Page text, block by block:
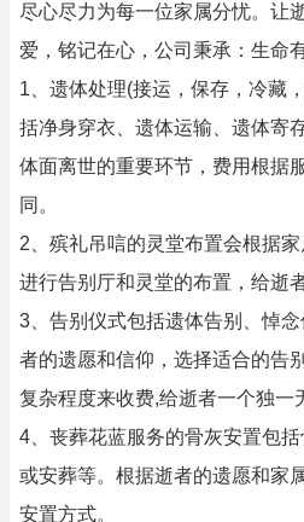
尽心尽力为每一位家属分忧。让
爱，铭记在心，公司秉承：生命
1、遗体处理(接运，保存，冷藏
括净身穿衣、遗体运输、遗体寄
体面离世的重要环节，费用根据
同。
2、殡礼吊唁的灵堂布置会根据
进行告别厅和灵堂的布置，给逝
3、告别仪式包括遗体告别、悼
者的遗愿和信仰，选择适合的告
复杂程度来收费,给逝者一个独一
4、丧葬花蓝服务的骨灰安置包
或安葬等。根据逝者的遗愿和家
安置方式。